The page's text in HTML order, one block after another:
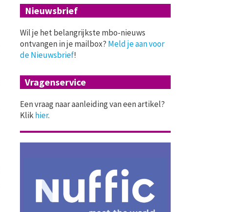
Nieuwsbrief
Wil je het belangrijkste mbo-nieuws
ontvangen in je mailbox? Meld je aan voor
de Nieuwsbrief!
Vragenservice
Een vraag naar aanleiding van een artikel?
Klikhier.